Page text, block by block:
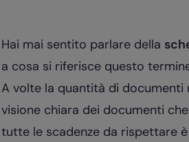
Hai mai sentito parlare della
a cosa si riferisce questo
A volte la quantità di documenti
visione chiara dei documenti
tutte le scadenze da rispettare